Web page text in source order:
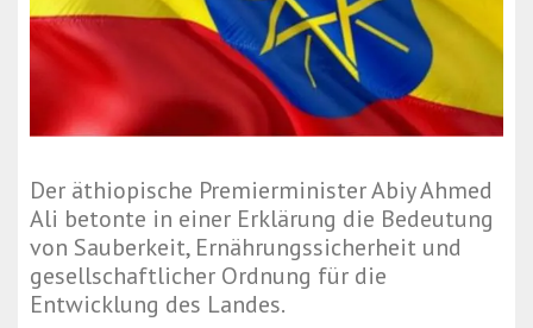
Der äthiopische Premierminister Abiy Ahmed
Ali betonte in einer Erklärung die Bedeutung
von Sauberkeit, Ernährungssicherheit und
gesellschaftlicher Ordnung für die
Entwicklung des Landes.